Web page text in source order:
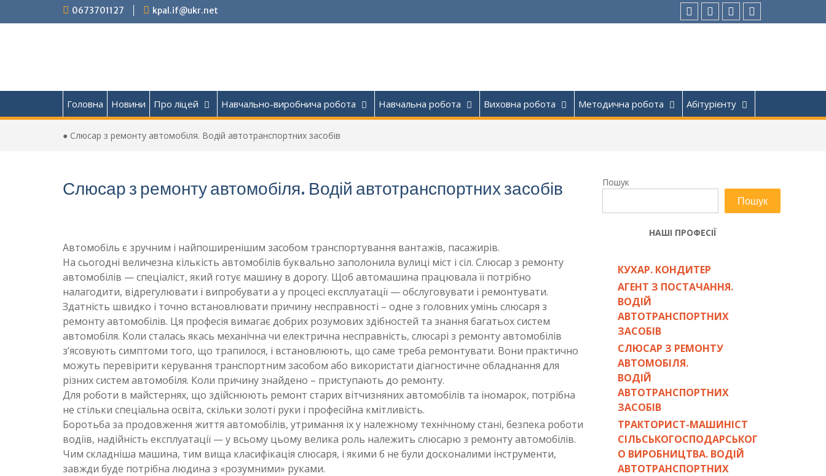
0673701127
kpal.if@ukr.net
FacebookInstagram
Youtube
Tik-
Головна Новини Про ліцей Навчально-виробнича робота Навчальна робота Виховна робота Методична робота Абітурієнту
● Слюсар з ремонту автомобіля. Водій автотранспортних засобів
Слюсар з ремонту автомобіля. Водій автотранспортних засобів
Автомобіль є зручним і найпоширенішим засобом транспортування вантажів, пасажирів.
На сьогодні величезна кількість автомобілів буквально заполонила вулиці міст і сіл. Слюсар з ремонту
автомобілів — спеціаліст, який готує машину в дорогу. Щоб автомашина працювала її потрібно
налагодити, відрегулювати і випробувати а у процесі експлуатації — обслуговувати і ремонтувати.
Здатність швидко і точно встановлювати причину несправності – одне з головних умінь слюсаря з
ремонту автомобілів. Ця професія вимагає добрих розумових здібностей та знання багатьох систем
автомобіля. Коли сталась якась механічна чи електрична несправність, слюсарі з ремонту автомобілів
з’ясовують симптоми того, що трапилося, і встановлюють, що саме треба ремонтувати. Вони практично
можуть перевірити керування транспортним засобом або використати діагностичне обладнання для
різних систем автомобіля. Коли причину знайдено – приступають до ремонту.
Для роботи в майстернях, що здійснюють ремонт старих вітчизняних автомобілів та іномарок, потрібна
не стільки спеціальна освіта, скільки золоті руки і професійна кмітливість.
Боротьба за продовження життя автомобілів, утримання їх у належному технічному стані, безпека роботи
водіїв, надійність експлуатації — у всьому цьому велика роль належить слюсарю з ремонту автомобілів.
Чим складніша машина, тим вища класифікація слюсаря, і якими б не були досконалими інструменти,
завжди буде потрібна людина з «розумними» руками.
Пошук
Пошук
НАШІ ПРОФЕСІЇ
КУХАР. КОНДИТЕР
АГЕНТ З ПОСТАЧАННЯ.
ВОДІЙ
АВТОТРАНСПОРТНИХ
ЗАСОБІВ
СЛЮСАР З РЕМОНТУ
АВТОМОБІЛЯ.
ВОДІЙ
АВТОТРАНСПОРТНИХ
ЗАСОБІВ
ТРАКТОРИСТ-МАШИНІСТ
СІЛЬСЬКОГОСПОДАРСЬКОГ
О ВИРОБНИЦТВА. ВОДІЙ
АВТОТРАНСПОРТНИХ